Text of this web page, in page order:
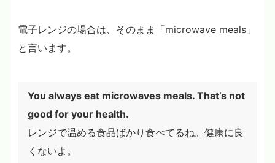
電子レンジの場合は、そのまま「microwave meals」
と言います。
You always eat microwaves meals. That’s not
good for your health.
レンジで温める食品ばかり食べてるね。健康に良
くないよ。